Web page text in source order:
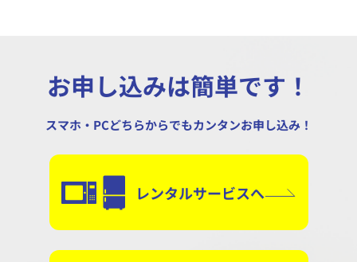
お申し込みは簡単です！
スマホ・PCどちらからでもカンタンお申し込み！
レンタルサービスへ